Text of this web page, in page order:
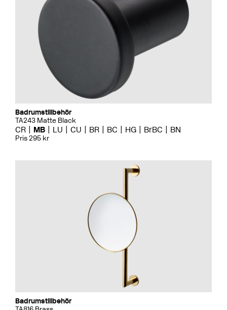
Badrumstillbehör
TA243 Matte Black
CR MB LU CU BR BC HG BrBC BN
Pris 295 kr
Badrumstillbehör